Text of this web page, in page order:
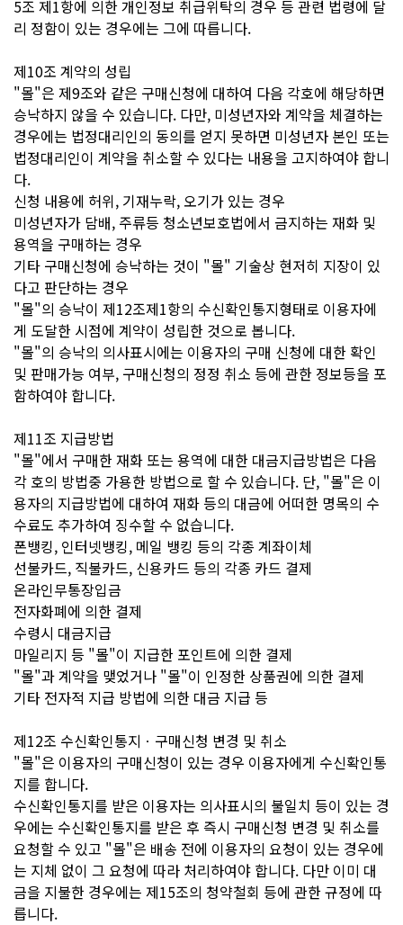
5조 제1항에 의한 개인정보 취급위탁의 경우 등 관련 법령에 달
리 정함이 있는 경우에는 그에 따릅니다.
제10조 계약의 성립
"몰"은 제9조와 같은 구매신청에 대하여 다음 각호에 해당하면
승낙하지 않을 수 있습니다. 다만, 미성년자와 계약을 체결하는
경우에는 법정대리인의 동의를 얻지 못하면 미성년자 본인 또는
법정대리인이 계약을 취소할 수 있다는 내용을 고지하여야 합니
다.
신청 내용에 허위, 기재누락, 오기가 있는 경우
미성년자가 담배, 주류등 청소년보호법에서 금지하는 재화 및
용역을 구매하는 경우
기타 구매신청에 승낙하는 것이 "몰" 기술상 현저히 지장이 있
다고 판단하는 경우
"몰"의 승낙이 제12조제1항의 수신확인통지형태로 이용자에
게 도달한 시점에 계약이 성립한 것으로 봅니다.
"몰"의 승낙의 의사표시에는 이용자의 구매 신청에 대한 확인
및 판매가능 여부, 구매신청의 정정 취소 등에 관한 정보등을 포
함하여야 합니다.
제11조 지급방법
"몰"에서 구매한 재화 또는 용역에 대한 대금지급방법은 다음
각 호의 방법중 가용한 방법으로 할 수 있습니다. 단, "몰"은 이
용자의 지급방법에 대하여 재화 등의 대금에 어떠한 명목의 수
수료도 추가하여 징수할 수 없습니다.
폰뱅킹, 인터넷뱅킹, 메일 뱅킹 등의 각종 계좌이체
선불카드, 직불카드, 신용카드 등의 각종 카드 결제
온라인무통장입금
전자화폐에 의한 결제
수령시 대금지급
마일리지 등 "몰"이 지급한 포인트에 의한 결제
"몰"과 계약을 맺었거나 "몰"이 인정한 상품권에 의한 결제
기타 전자적 지급 방법에 의한 대금 지급 등
제12조 수신확인통지ㆍ구매신청 변경 및 취소
"몰"은 이용자의 구매신청이 있는 경우 이용자에게 수신확인통
지를 합니다.
수신확인통지를 받은 이용자는 의사표시의 불일치 등이 있는 경
우에는 수신확인통지를 받은 후 즉시 구매신청 변경 및 취소를
요청할 수 있고 "몰"은 배송 전에 이용자의 요청이 있는 경우에
는 지체 없이 그 요청에 따라 처리하여야 합니다. 다만 이미 대
금을 지불한 경우에는 제15조의 청약철회 등에 관한 규정에 따
릅니다.